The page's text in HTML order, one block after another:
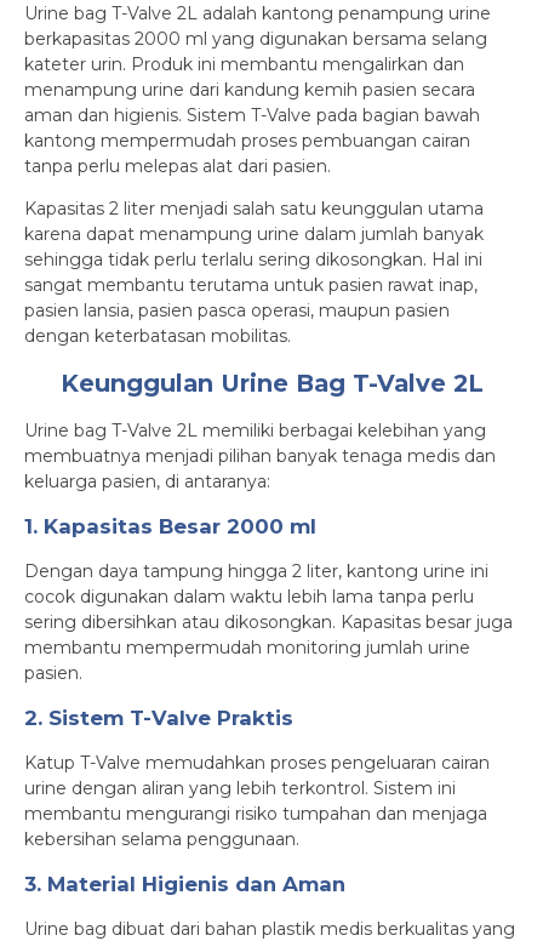
Urine bag T-Valve 2L adalah kantong penampung urine
berkapasitas 2000 ml yang digunakan bersama selang
kateter urin. Produk ini membantu mengalirkan dan
menampung urine dari kandung kemih pasien secara
aman dan higienis. Sistem T-Valve pada bagian bawah
kantong mempermudah proses pembuangan cairan
tanpa perlu melepas alat dari pasien.
Kapasitas 2 liter menjadi salah satu keunggulan utama
karena dapat menampung urine dalam jumlah banyak
sehingga tidak perlu terlalu sering dikosongkan. Hal ini
sangat membantu terutama untuk pasien rawat inap,
pasien lansia, pasien pasca operasi, maupun pasien
dengan keterbatasan mobilitas.
Keunggulan Urine Bag T-Valve 2L
Urine bag T-Valve 2L memiliki berbagai kelebihan yang
membuatnya menjadi pilihan banyak tenaga medis dan
keluarga pasien, di antaranya:
1. Kapasitas Besar 2000 ml
Dengan daya tampung hingga 2 liter, kantong urine ini
cocok digunakan dalam waktu lebih lama tanpa perlu
sering dibersihkan atau dikosongkan. Kapasitas besar juga
membantu mempermudah monitoring jumlah urine
pasien.
2. Sistem T-Valve Praktis
Katup T-Valve memudahkan proses pengeluaran cairan
urine dengan aliran yang lebih terkontrol. Sistem ini
membantu mengurangi risiko tumpahan dan menjaga
kebersihan selama penggunaan.
3. Material Higienis dan Aman
Urine bag dibuat dari bahan plastik medis berkualitas yang